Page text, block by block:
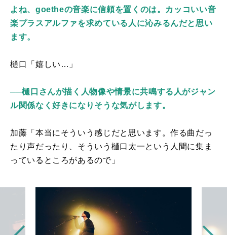
よね、goetheの音楽に信頼を置くのは。カッコいい音
楽プラスアルファを求めている人に沁みるんだと思い
ます。
樋口「嬉しい…」
──樋口さんが描く人物像や情景に共鳴する人がジャン
ル関係なく好きになりそうな気がします。
加藤「本当にそういう感じだと思います。作る曲だっ
たり声だったり、そういう樋口太一という人間に集ま
っているところがあるので」